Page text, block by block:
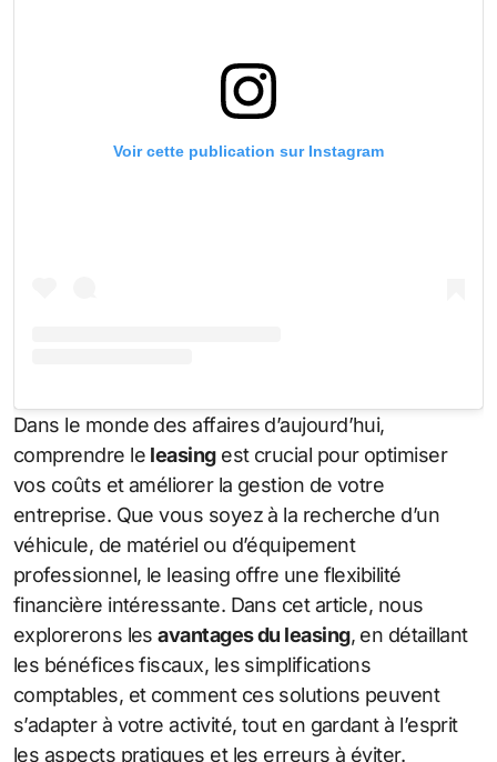
Voir cette publication sur Instagram
Dans le monde des affaires d’aujourd’hui,
comprendre le leasingest crucial pour optimiser
vos coûts et améliorer la gestion de votre
entreprise. Que vous soyez à la recherche d’un
véhicule, de matériel ou d’équipement
professionnel, le leasing offre une flexibilité
financière intéressante. Dans cet article, nous
explorerons lesavantages du leasing, en détaillant
les bénéfices fiscaux, les simplifications
comptables, et comment ces solutions peuvent
s’adapter à votre activité, tout en gardant à l’esprit
les aspects pratiques et les erreurs à éviter.